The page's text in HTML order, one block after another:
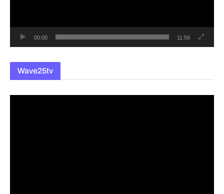
00:00 11:56
Wave25tv